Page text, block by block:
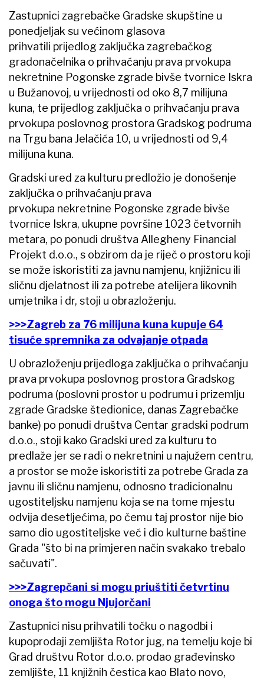
Zastupnici zagrebačke Gradske skupštine u
ponedjeljak su većinom glasova
prihvatili prijedlog zaključka zagrebačkog
gradonačelnika o prihvaćanju prava prvokupa
nekretnine Pogonske zgrade bivše tvornice Iskra
u Bužanovoj, u vrijednosti od oko 8,7 milijuna
kuna, te prijedlog zaključka o prihvaćanju prava
prvokupa poslovnog prostora Gradskog podruma
na Trgu bana Jelačića 10, u vrijednosti od 9,4
milijuna kuna.
Gradski ured za kulturu predložio je donošenje
zaključka o prihvaćanju prava
prvokupa nekretnine Pogonske zgrade bivše
tvornice Iskra, ukupne površine 1023 četvornih
metara, po ponudi društva Allegheny Financial
Projekt d.o.o., s obzirom da je riječ o prostoru koji
se može iskoristiti za javnu namjenu, knjižnicu ili
sličnu djelatnost ili za potrebe atelijera likovnih
umjetnika i dr, stoji u obrazloženju.
>>>Zagreb za 76 milijuna kuna kupuje 64
tisuće spremnika za odvajanje otpada
U obrazloženju prijedloga zaključka o prihvaćanju
prava prvokupa poslovnog prostora Gradskog
podruma (poslovni prostor u podrumu i prizemlju
zgrade Gradske štedionice, danas Zagrebačke
banke) po ponudi društva Centar gradski podrum
d.o.o., stoji kako Gradski ured za kulturu to
predlaže jer se radi o nekretnini u najužem centru,
a prostor se može iskoristiti za potrebe Grada za
javnu ili sličnu namjenu, odnosno tradicionalnu
ugostiteljsku namjenu koja se na tome mjestu
odvija desetljećima, po čemu taj prostor nije bio
samo dio ugostiteljske već i dio kulturne baštine
Grada "što bi na primjeren način svakako trebalo
sačuvati".
>>>Zagrepčani si mogu priuštiti četvrtinu
onoga što mogu Njujorčani
Zastupnici nisu prihvatili točku o nagodbi i
kupoprodaji zemljišta Rotor jug, na temelju koje bi
Grad društvu Rotor d.o.o. prodao građevinsko
zemljište, 11 knjižnih čestica kao Blato novo,